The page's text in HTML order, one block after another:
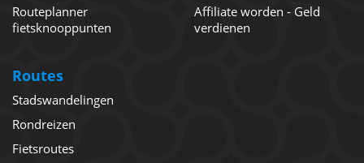
Routeplanner
fietsknooppunten
Affiliate worden - Geld
verdienen
Routes
Stadswandelingen
Rondreizen
Fietsroutes